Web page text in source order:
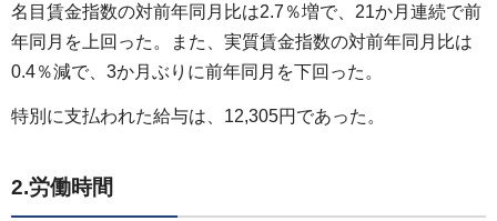
名目賃金指数の対前年同月比は2.7％増で、21か月連続で前
年同月を上回った。また、実質賃金指数の対前年同月比は
0.4％減で、3か月ぶりに前年同月を下回った。
特別に支払われた給与は、12,305円であった。
2.労働時間